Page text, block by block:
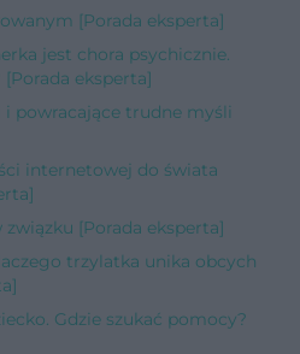
[Porada eksperta]
jest chora psychicznie.
eksperta]
i powracające trudne myśli
internetowej do świata
związku [Porada eksperta]
trzylatka unika obcych
Gdzie szukać pomocy?